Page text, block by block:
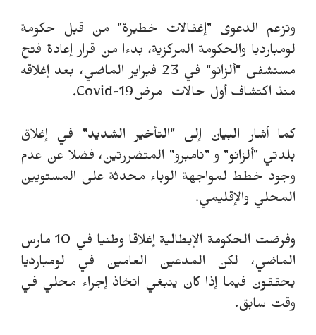
وتزعم الدعوى "إغفالات خطيرة" من قبل حكومة
لومبارديا والحكومة المركزية، بدءا من قرار إعادة فتح
مستشفى "ألزانو" في 23 فبراير الماضي، بعد إغلاقه
منذ اكتشاف أول حالات مرضCovid-19.
كما أشار البيان إلى "التأخير الشديد" في إغلاق
بلدتي "ألزانو" و "نامبرو" المتضررتين، فضلا عن عدم
وجود خطط لمواجهة الوباء محدثة على المستويين
المحلي والإقليمي.
وفرضت الحكومة الإيطالية إغلاقا وطنيا في 10 مارس
الماضي، لكن المدعين العامين في لومبارديا
يحققون فيما إذا كان ينبغي اتخاذ إجراء محلي في
وقت سابق.